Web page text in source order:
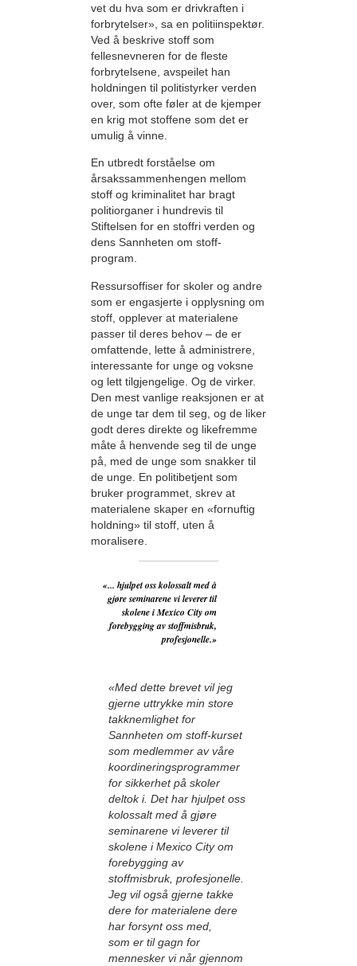
vet du hva som er drivkraften i
forbrytelser», sa en politiinspektør.
Ved å beskrive stoff som
fellesnevneren for de fleste
forbrytelsene, avspeilet han
holdningen til politistyrker verden
over, som ofte føler at de kjemper
en krig mot stoffene som det er
umulig å vinne.
En utbredt forståelse om
årsakssammenhengen mellom
stoff og kriminalitet har bragt
politiorganer i hundrevis til
Stiftelsen for en stoffri verden og
dens Sannheten om stoff-
program.
Ressursoffiser for skoler og andre
som er engasjerte i opplysning om
stoff, opplever at materialene
passer til deres behov – de er
omfattende, lette å administrere,
interessante for unge og voksne
og lett tilgjengelige. Og de virker.
Den mest vanlige reaksjonen er at
de unge tar dem til seg, og de liker
godt deres direkte og likefremme
måte å henvende seg til de unge
på, med de unge som snakker til
de unge. En politibetjent som
bruker programmet, skrev at
materialene skaper en «fornuftig
holdning» til stoff, uten å
moralisere.
«... hjulpet oss kolossalt med å
gjøre seminarene vi leverer til
skolene i Mexico City om
forebygging av stoffmisbruk,
profesjonelle.»
«Med dette brevet vil jeg
gjerne uttrykke min store
takknemlighet for
Sannheten om stoff-kurset
som medlemmer av våre
koordineringsprogrammer
for sikkerhet på skoler
deltok i. Det har hjulpet oss
kolossalt med å gjøre
seminarene vi leverer til
skolene i Mexico City om
forebygging av
stoffmisbruk, profesjonelle.
Jeg vil også gjerne takke
dere for materialene dere
har forsynt oss med,
som er til gagn for
mennesker vi når gjennom